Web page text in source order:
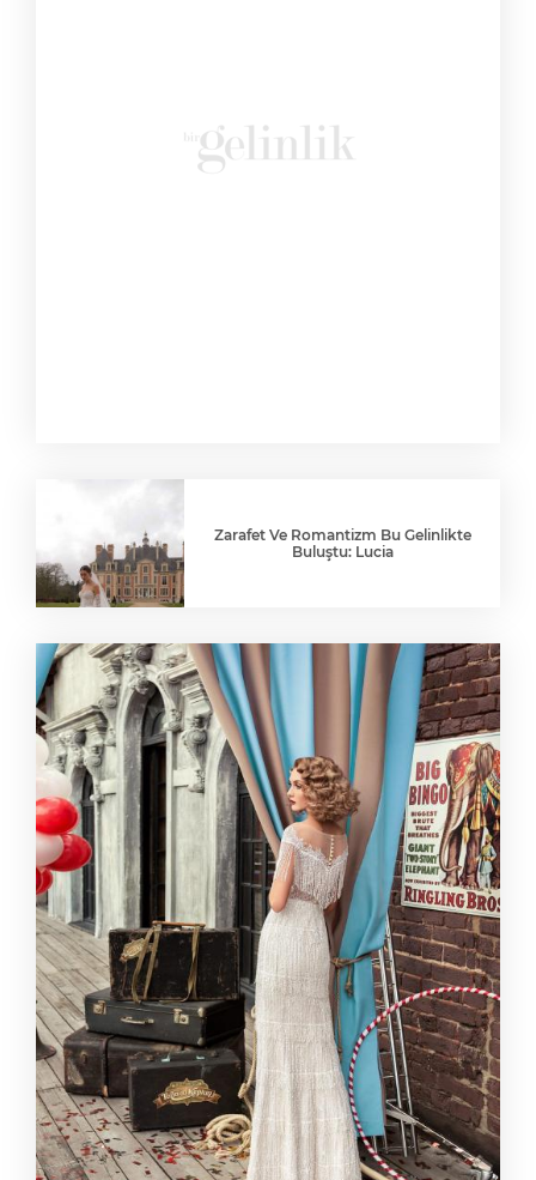
Zarafet Ve Romantizm Bu Gelinlikte
Buluştu: Lucia